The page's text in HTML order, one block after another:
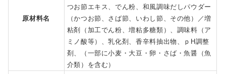
原材料名
つお節エキス、でん粉、和風調味だしパウダー
（かつお節、さば節、いわし節、その他）／増
粘剤（加工でん粉、増粘多糖類）、調味料（ア
ミノ酸等）、乳化剤、香辛料抽出物、ｐH調整
剤、（一部に小麦・大豆・卵・さば・魚醤（魚
介類）を含む）